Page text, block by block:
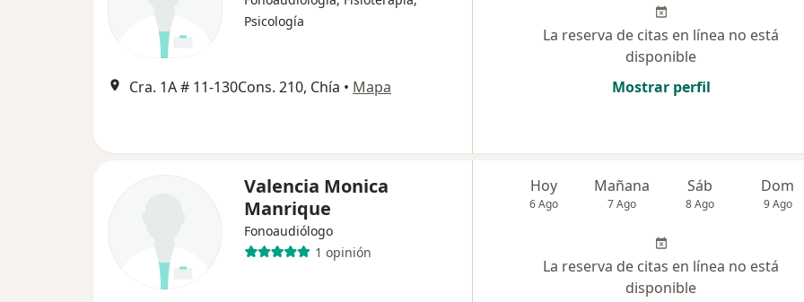
Psicología
Cra. 1A # 11-130Cons. 210, Chía • Mapa
La reserva de citas en línea no está
disponible
Mostrar perfil
Valencia Monica
Manrique
Fonoaudiólogo
1 opinión
Hoy
6 Ago
Mañana
7 Ago
Sáb
8 Ago
Dom
9 Ago
La reserva de citas en línea no está
disponible